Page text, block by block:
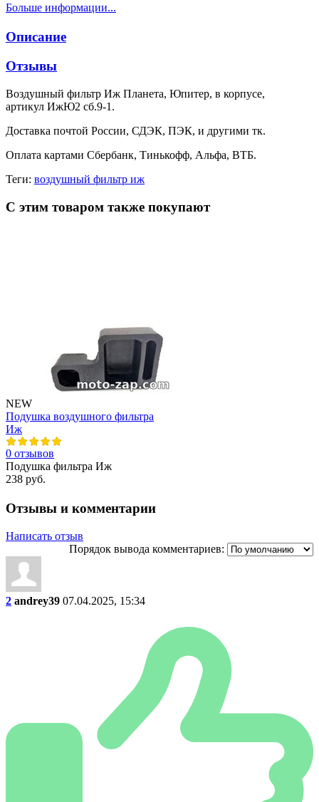
Больше информации...
Описание
Отзывы
Воздушный фильтр Иж Планета, Юпитер, в корпусе,
артикул ИжЮ2 сб.9-1.
Доставка почтой России, СДЭК, ПЭК, и другими тк.
Оплата картами Сбербанк, Тинькофф, Альфа, ВТБ.
Теги: воздушный фильтр иж
С этим товаром также покупают
NEW
Подушка воздушного фильтра
Иж
0 отзывов
Подушка фильтра Иж
238 руб.
Отзывы и комментарии
Написать отзыв
Порядок вывода комментариев:
2 andrey39 07.04.2025, 15:34